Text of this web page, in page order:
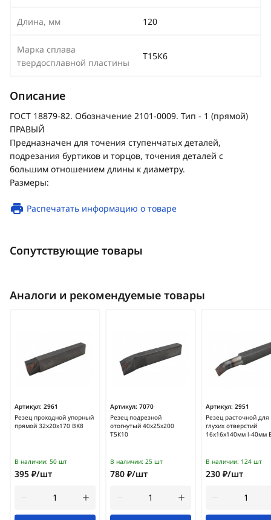
Длина, мм 120
Марка сплава
твердосплавной пластины
Т15К6
Описание
ГОСТ 18879-82. Обозначение 2101-0009. Тип - 1 (прямой)
ПРАВЫЙ
Предназначен для точения ступенчатых деталей,
подрезания буртиков и торцов, точения деталей с
большим отношением длины к диаметру.
Размеры:
Распечатать информацию о товаре
Сопутствующие товары
Аналоги и рекомендуемые товары
Артикул: 2961
Резец проходной упорный
прямой 32х20х170 ВК8
В наличии: 50 шт
395 ₽/шт
Артикул: 7070
Резец подрезной
отогнутый 40х25х200
Т5К10
В наличии: 25 шт
780 ₽/шт
Артикул: 2951
Резец расточной для
глухих отверстий
16х16х140мм l-40мм
В наличии: 124 шт
230 ₽/шт